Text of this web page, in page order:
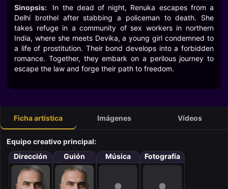
Sinopsis:
In the dead of night, Renuka escapes from a
Delhi brothel after stabbing a policeman to death. She
takes refuge in a community of sex workers in northern
India, where she meets Devika, a young girl condemned to
a life of prostitution. Their bond develops into a forbidden
romance. Together, they embark on a perilous journey to
escape the law and forge their path to freedom.
Ficha artística Imágenes Vídeos
Equipo creativo principal:
Dirección
Guión Música Fotografía